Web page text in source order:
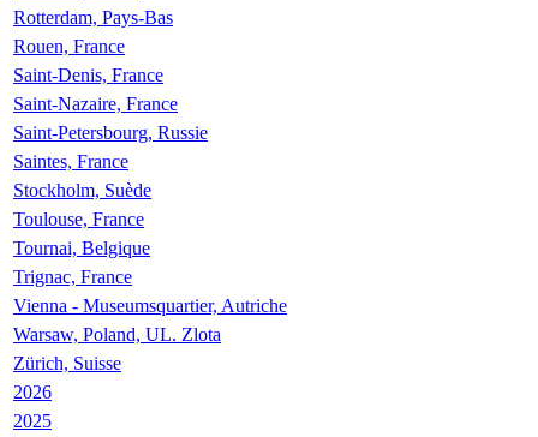
Rotterdam, Pays-Bas
Rouen, France
Saint-Denis, France
Saint-Nazaire, France
Saint-Petersbourg, Russie
Saintes, France
Stockholm, Suède
Toulouse, France
Tournai, Belgique
Trignac, France
Vienna - Museumsquartier, Autriche
Warsaw, Poland, UL. Zlota
Zürich, Suisse
2026
2025